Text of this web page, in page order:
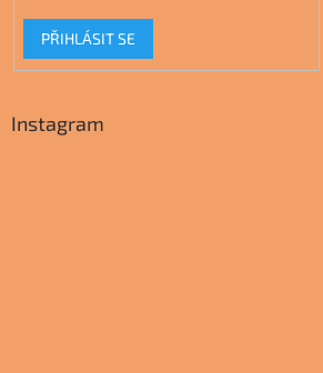
PŘIHLÁSIT SE
Instagram